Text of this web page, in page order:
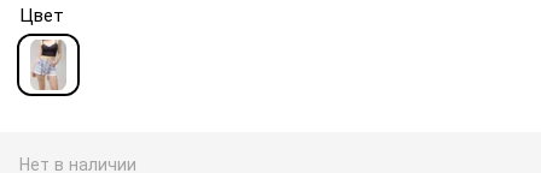
Цвет
Нет в наличии